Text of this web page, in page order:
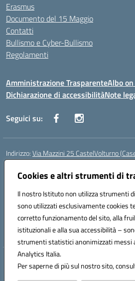
Cookies e altri strumenti di
Il nostro Istituto non utilizza strumenti
sono utilizzati esclusivamente cookies
corretto funzionamento del sito, alla
istituzionali e alla sua accessibilità –
strumenti statistici anonimizzati messi
Analytics Italia.
Per saperne di più sul nostro sito,
Erasmus
Documento del 15 Maggio
Contatti
Bullismo e Cyber-Bullismo
Regolamenti
Amministrazione TrasparenteAlbo
Dichiarazione di accessibilitàNote
Seguici su:
Indirizzo:Via Mazzini 25 CastelVolturno
Centralino:
Posta elettronica certificata (PEC):
Codice fiscale: 93063510619
Codice meccanografico:CEIS014005
Codice Indice delle Pubbliche
Codice unico di fatturazione (CUF): UOU8EW
Hosting & Powered by
Concept & Design by